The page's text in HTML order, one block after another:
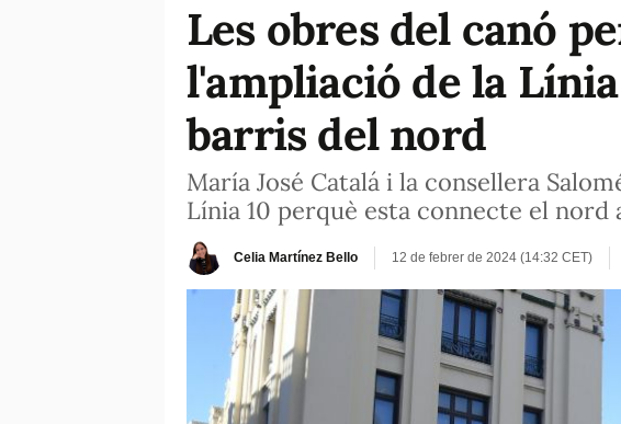
Les obres del canó
l'ampliació de la
barris del nord
María José Catalá i la consellera
Línia 10 perquè esta connecte el
Celia Martínez Bello 12 de febrer de 2024 (14:32 CET)